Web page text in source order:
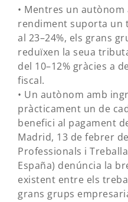
• Mentres un autònom
rendiment suporta un
al 23–24%, els grans
reduïxen la seua
del 10–12% gràcies a
fiscal.
• Un autònom amb
pràcticament un de
benefici al pagament de
Madrid, 13 de febrer
Professionals i
España) denúncia la
existent entre els
grans grups